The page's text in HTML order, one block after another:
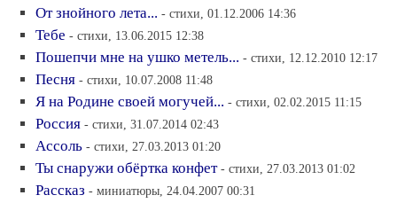
От знойного лета... - стихи, 01.12.2006 14:36
Тебе - стихи, 13.06.2015 12:38
Пошепчи мне на ушко метель... - стихи, 12.12.2010 12:17
Песня - стихи, 10.07.2008 11:48
Я на Родине своей могучей... - стихи, 02.02.2015 11:15
Россия - стихи, 31.07.2014 02:43
Ассоль - стихи, 27.03.2013 01:20
Ты снаружи обёртка конфет - стихи, 27.03.2013 01:02
Рассказ - миниатюры, 24.04.2007 00:31